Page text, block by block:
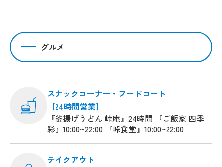
グルメ
スナックコーナー・フードコート
【24時間営業】
『釜揚げうどん 峠庵』24時間 『ご飯家 四季
彩』10:00~22:00 『峠食堂』10:00~22:00
テイクアウト